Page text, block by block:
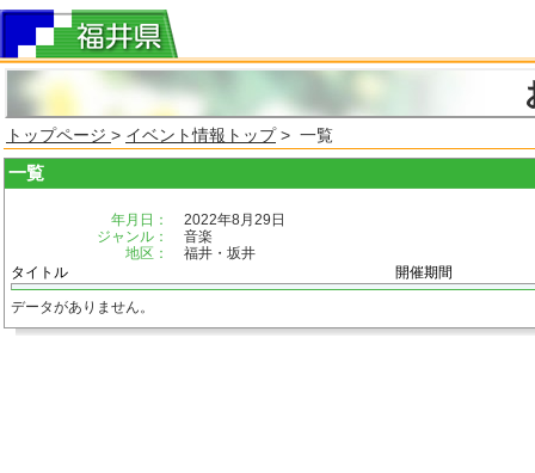
トップページ > イベント情報トップ> 一覧
一覧
年月日：
2022年8月29日
ジャンル：
音楽
地区：
福井・坂井
タイトル
開催期間
データがありません。